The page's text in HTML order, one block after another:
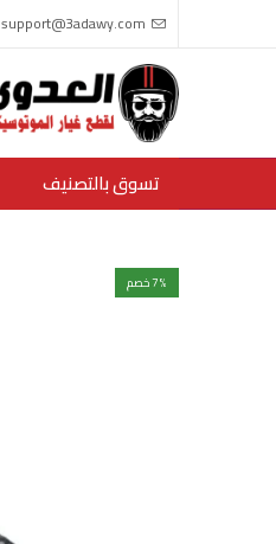
support@3adawy.com
تسوق بالتصنيف
7% خصم